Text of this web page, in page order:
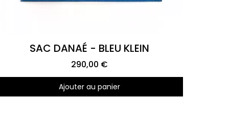
Aperçu rapide
SAC DANAÉ - BLEU KLEIN
290,00 €
Ajouter au panier